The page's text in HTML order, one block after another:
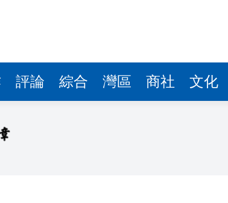
評論 綜合 灣區 商社 文化
香從傳統邁向現代
情 罪證如山豈能妄想輕判